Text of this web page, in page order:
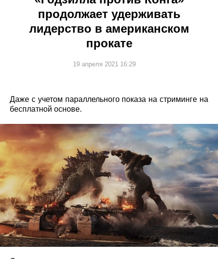
продолжает удерживать
лидерство в американском
прокате
19 апреля 2021 16:29
Даже с учетом параллельного показа на стриминге на
бесплатной основе.